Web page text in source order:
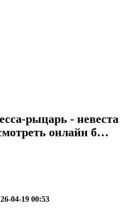
рыцарь - невеста
онлайн б…
26-04-19 00:53